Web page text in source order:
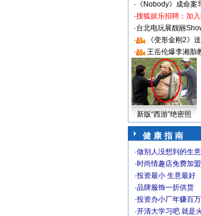
· 《Nobody》成命案
·搜狐娱乐招聘：加入
·台北电玩展靓丽
·
《变形金刚2》送
·
王岳伦爆李湘胎
新版“西游”绝密照
健 康 指 南
·做别人没想到的生
·时尚情趣店免费加盟
·投资最小 生意最好
·品牌服饰一折供货
·投资办小厂年赚百万
·开清大学习吧 就是火